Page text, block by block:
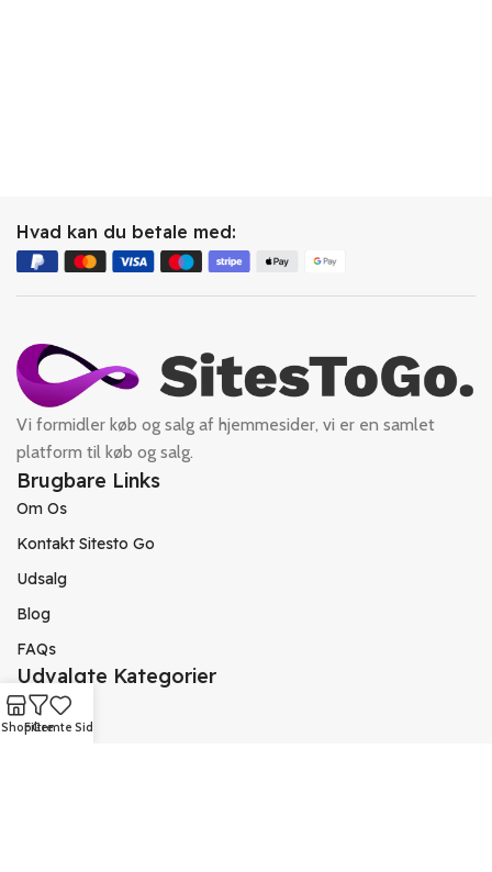
Hvad kan du betale med:
Vi formidler køb og salg af hjemmesider, vi er en samlet
platform til køb og salg.
Brugbare Links
Om Os
Kontakt Sitesto Go
Udsalg
Blog
FAQs
Udvalgte Kategorier
Bolig
Fitness
ShopFiltre
Gemte Sider